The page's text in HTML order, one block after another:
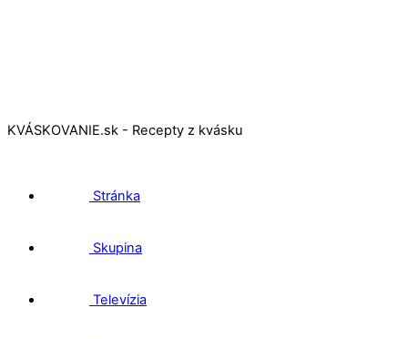
KVÁSKOVANIE.sk - Recepty z kvásku
Stránka
Skupina
Televízia